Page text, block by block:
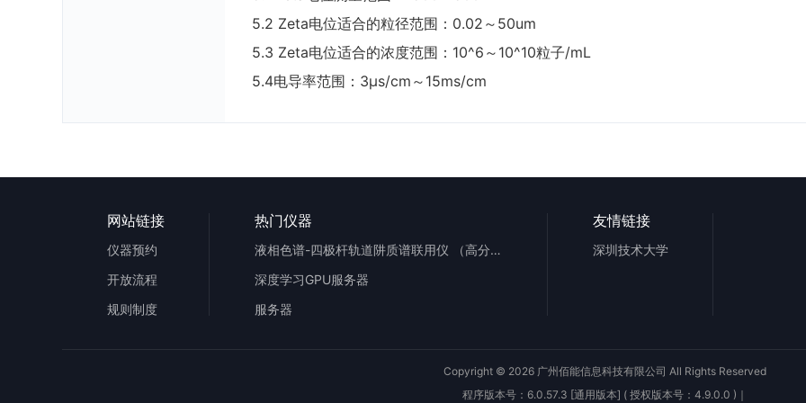
5.2 Zeta电位适合的粒径范围：0.02～50um
5.3 Zeta电位适合的浓度范围：10^6～10^10粒子/mL
5.4电导率范围：3µs/cm～15ms/cm
网站链接
仪器预约
开放流程
规则制度
热门仪器
液相色谱-四极杆轨道阱质谱联用仪 （高分辨）
深度学习GPU服务器
服务器
友情链接
深圳技术大学
Copyright © 2026 广州佰能信息科技有限公司 All Rights Reserved
程序版本号：6.0.57.3 [通用版本] ( 授权版本号：4.9.0.0 ) ｜